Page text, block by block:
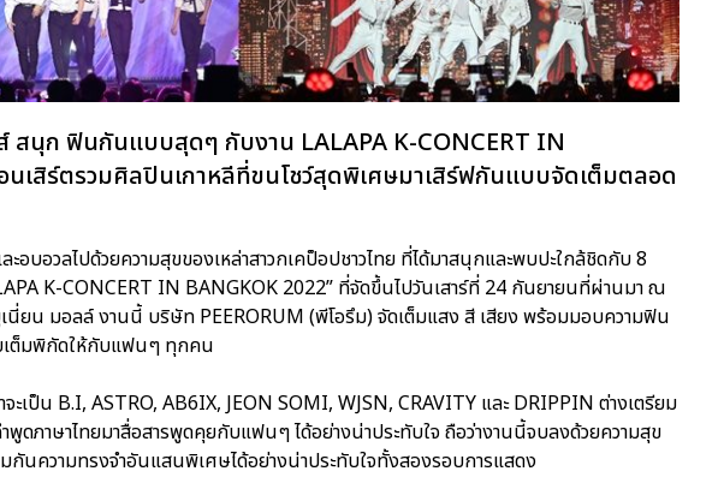
สนุก ฟินกันแบบสุดๆ กับงาน LALAPA K-CONCERT IN
นเสิร์ตรวมศิลปินเกาหลีที่ขนโชว์สุดพิเศษมาเสิร์ฟกันแบบจัดเต็มตลอด
อบอวลไปด้วยความสุขของเหล่าสาวกเคป็อปชาวไทย ที่ได้มาสนุกและพบปะใกล้ชิดกับ 8
K-CONCERT IN BANGKOK 2022” ที่จัดขึ้นไปวันเสาร์ที่ 24 กันยายนที่ผ่านมา ณ
นี่ยน มอลล์ งานนี้ บริษัท PEERORUM (พีโอรึม) จัดเต็มแสง สี เสียง พร้อมมอบความฟิน
ต็มพิกัดให้กับแฟนๆ ทุกคน
เป็น B.I, ASTRO, AB6IX, JEON SOMI, WJSN, CRAVITY และ DRIPPIN ต่างเตรียม
พูดภาษาไทยมาสื่อสารพูดคุยกับแฟนๆ ได้อย่างน่าประทับใจ ถือว่างานนี้จบลงด้วยความสุข
นความทรงจำอันแสนพิเศษได้อย่างน่าประทับใจทั้งสองรอบการแสดง